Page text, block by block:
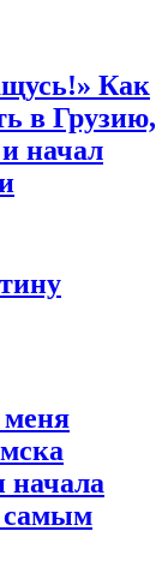
Как
в Грузию,
начал
меня
начала
самым